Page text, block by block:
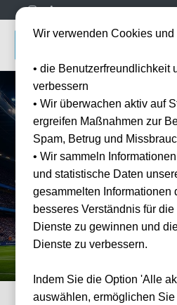
Startseite
Pokalwettbewerbe
Offizielle Tickets für DFB-Pokal, FA Cup,
die größten
Wir verwenden Cookies und
• die Benutzerfreundlichkeit
verbessern
• Wir überwachen aktiv auf
ergreifen Maßnahmen zur
Spam, Betrug und
• Wir sammeln
und statistische Daten
gesammelten Informationen
besseres Verständnis für
Dienste zu gewinnen und
Dienste zu verbessern.
Indem Sie die Option 'Alle
auswählen, ermöglichen